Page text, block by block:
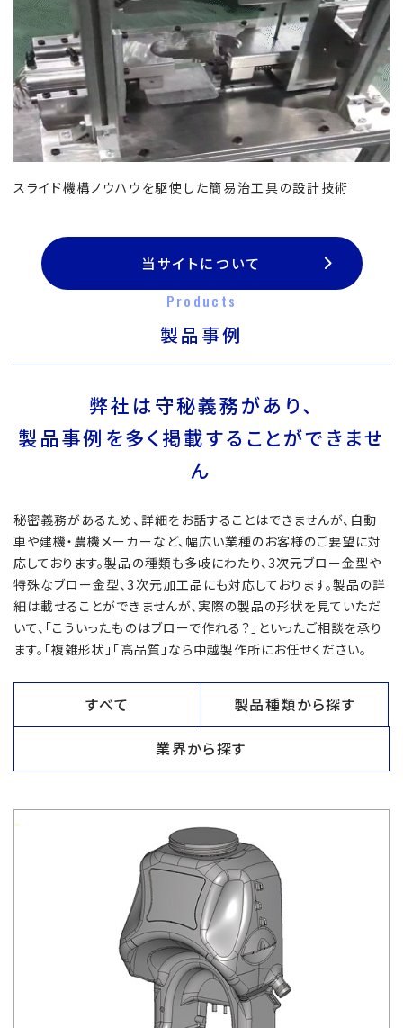
スライド機構ノウハウを駆使した簡易治工具の設計技術
当サイトについて
Products
製品事例
弊社は守秘義務があり、
製品事例を多く掲載することができませ
ん
秘密義務があるため、詳細をお話することはできませんが、自動
車や建機・農機メーカーなど、幅広い業種のお客様のご要望に対
応しております。製品の種類も多岐にわたり、3次元ブロー金型や
特殊なブロー金型、3次元加工品にも対応しております。製品の詳
細は載せることができませんが、実際の製品の形状を見ていただ
いて、「こういったものはブローで作れる？」といったご相談を承り
ます。「複雑形状」「高品質」なら中越製作所にお任せください。
すべて 製品種類から探す
業界から探す